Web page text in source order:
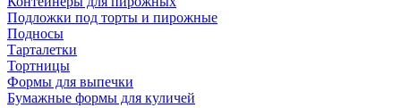
Подложки под торты и пирожные
Подносы
Тарталетки
Тортницы
Формы для выпечки
Бумажные формы для куличей